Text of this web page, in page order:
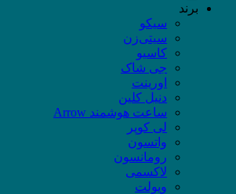
برند
سیکو
سیتی‌زن
کاسیو
جی شاک
اورینت
دنیل کلین
ساعت هوشمند Arrow
لی کوپر
واتسون
رومانسون
لاکسمی
ویولت